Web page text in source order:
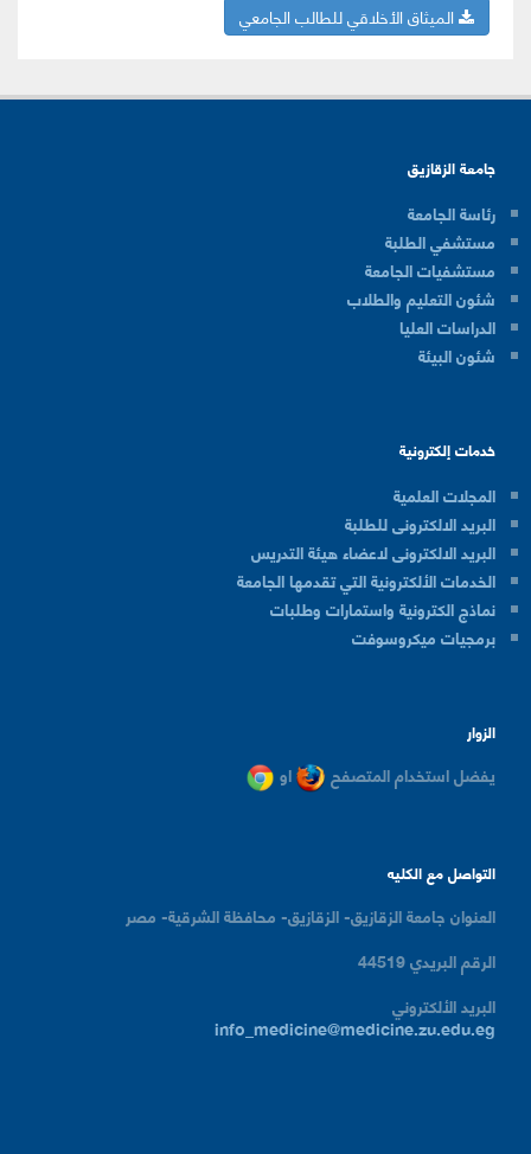
الميثاق الأخلاقي للطالب الجامعي
جامعة الزقازيق
رئاسة الجامعة
مستشفي الطلبة
مستشفيات الجامعة
شئون التعليم والطلاب
الدراسات العليا
شئون البيئة
خدمات إلكترونية
المجلات العلمية
البريد الالكترونى للطلبة
البريد الالكترونى لاعضاء هيئة التدريس
الخدمات الألكترونية التي تقدمها الجامعة
نماذج الكترونية واستمارات وطلبات
برمجيات ميكروسوفت
الزوار
يفضل استخدام المتصفح او
التواصل مع الكليه
العنوان جامعة الزقازيق- الزقازيق- محافظة الشرقية- مصر
الرقم البريدي44519
البريد الألكتروني
info_medicine@medicine.zu.edu.eg